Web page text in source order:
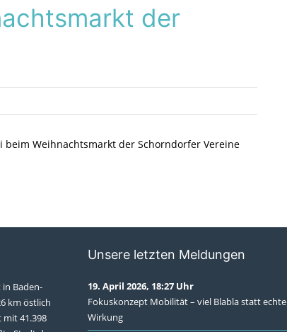
der
beim Weihnachtsmarkt der Schorndorfer Vereine
Baden-
km östlich
mit 41.398
Unsere letzten Meldungen
19. April 2026, 18:27 Uhr
Fokuskonzept Mobilität – viel Blabla statt echte
Wirkung